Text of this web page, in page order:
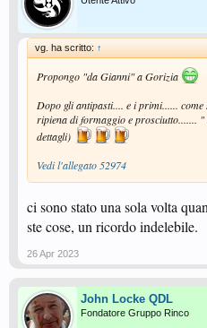
vg. ha scritto: ↑
Propongo "da Gianni" a Gorizia
Dopo gli antipasti.... e i primi......
ripiena di formaggio e prosciutto.......
dettagli)
Vedi l'allegato 52974
ci sono stato una sola volta
ste cose, un ricordo indelebile.
26 Apr 2023
John Locke QDL
Fondatore Gruppo Rinco